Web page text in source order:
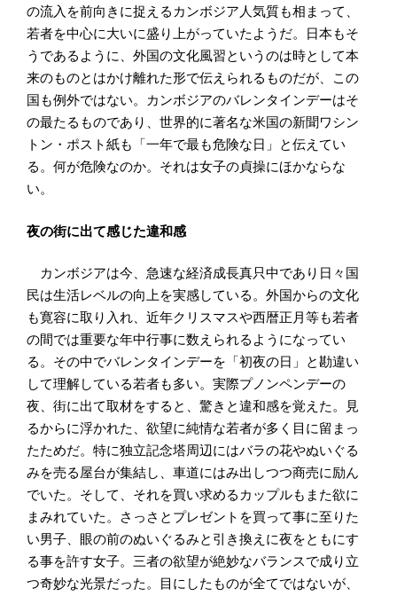
の流入を前向きに捉えるカンボジア人気質も相まって、
若者を中心に大いに盛り上がっていたようだ。日本もそ
うであるように、外国の文化風習というのは時として本
来のものとはかけ離れた形で伝えられるものだが、この
国も例外ではない。カンボジアのバレンタインデーはそ
の最たるものであり、世界的に著名な米国の新聞ワシン
トン・ポスト紙も「一年で最も危険な日」と伝えてい
る。何が危険なのか。それは女子の貞操にほかならな
い。
夜の街に出て感じた違和感
カンボジアは今、急速な経済成長真只中であり日々国
民は生活レベルの向上を実感している。外国からの文化
も寛容に取り入れ、近年クリスマスや西暦正月等も若者
の間では重要な年中行事に数えられるようになってい
る。その中でバレンタインデーを「初夜の日」と勘違い
して理解している若者も多い。実際プノンペンデーの
夜、街に出て取材をすると、驚きと違和感を覚えた。見
るからに浮かれた、欲望に純情な若者が多く目に留まっ
たためだ。特に独立記念塔周辺にはバラの花やぬいぐる
みを売る屋台が集結し、車道にはみ出しつつ商売に励ん
でいた。そして、それを買い求めるカップルもまた欲に
まみれていた。さっさとプレゼントを買って事に至りた
い男子、眼の前のぬいぐるみと引き換えに夜をともにす
る事を許す女子。三者の欲望が絶妙なバランスで成り立
つ奇妙な光景だった。目にしたものが全てではないが、